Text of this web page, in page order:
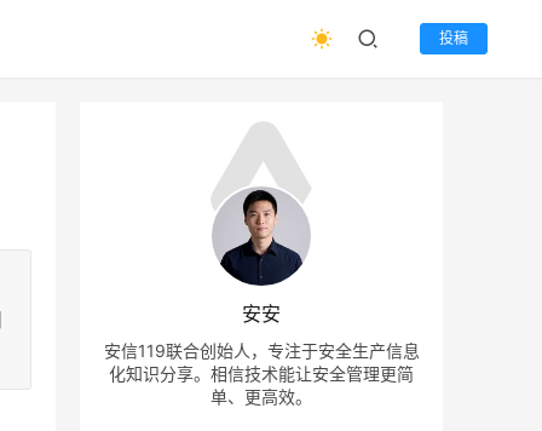
投稿
安安
安信119联合创始人，专注于安全生产信息
化知识分享。相信技术能让安全管理更简
单、更高效。